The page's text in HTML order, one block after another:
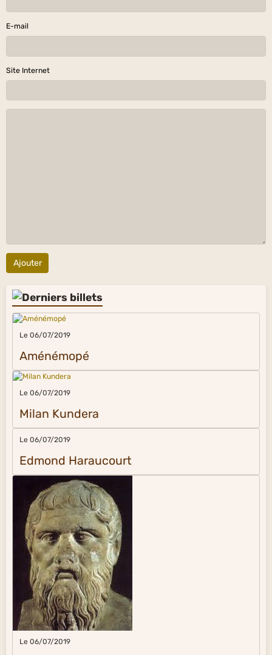
E-mail
Site Internet
Ajouter
Le 06/07/2019
Aménémopé
Le 06/07/2019
Milan Kundera
Le 06/07/2019
Edmond Haraucourt
Le 06/07/2019